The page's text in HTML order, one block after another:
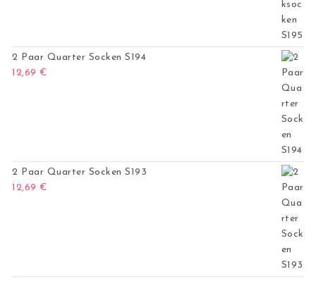
2 Paar Quarter Socken S194
12,69 €
2 Paar Quarter Socken S193
12,69 €